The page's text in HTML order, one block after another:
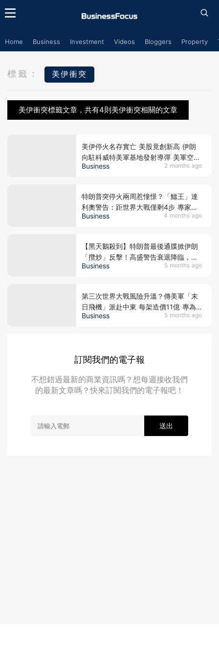
Home Business Investment Videos Bloggers Property
標籤： 美伊衝突
美伊衝突標籤文章，共有4則美伊衝突相關的文章
Business 2 months ago
美伊停火名存實亡 美股竟創新高 伊朗
向駐科威特美軍基地發射導彈 美軍空襲
格什姆島還擊
Business 4 months ago
特朗普突停火兩周惹憧憬？「鱷王」達
利奧警告：距世界大戰僅剩4步 專家建
議3招對抗末日危機
Business 5 months ago
【黑天鵝殺到】特朗普最後通牒掀伊朗
「攬炒」反擊！高盛警告衰退降臨，美
伊戰火升級引爆亞洲股災，恒指血洗逾
Business 5 months ago
第三次世界大戰風險升溫？傳美軍「末
日飛機」派赴中東 每架造價11億 專為
核戰設計
訂閱我們的電子報
不想錯過最新的商業資訊嗎？想每週接收我們
的最新文章嗎？快來訂閱我們的電子報吧！
送出